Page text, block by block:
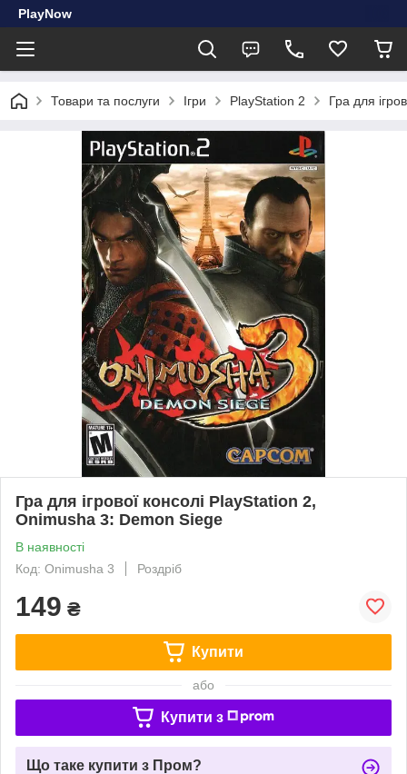
PlayNow
Товари та послуги Ігри PlayStation 2 Гра для
Гра для ігрової консолі PlayStation 2,
Onimusha 3: Demon Siege
В наявності
Код: Onimusha 3
Роздріб
149 ₴
Купити
або
Купити з
Що таке купити з Пром?